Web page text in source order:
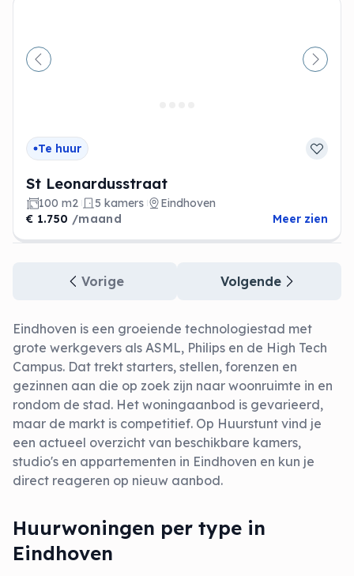
Vorige
Te huur
St Leonardusstraat
100 m2 5 kamers
Eindhoven
€ 1.750 /maand Meer zien
Vorige Volgende
Eindhoven is een groeiende technologiestad met
grote werkgevers als ASML, Philips en de High Tech
Campus. Dat trekt starters, stellen, forenzen en
gezinnen aan die op zoek zijn naar woonruimte in en
rondom de stad. Het woningaanbod is gevarieerd,
maar de markt is competitief. Op Huurstunt vind je
een actueel overzicht van beschikbare kamers,
studio's en appartementen in Eindhoven en kun je
direct reageren op nieuw aanbod.
Huurwoningen per type in
Eindhoven